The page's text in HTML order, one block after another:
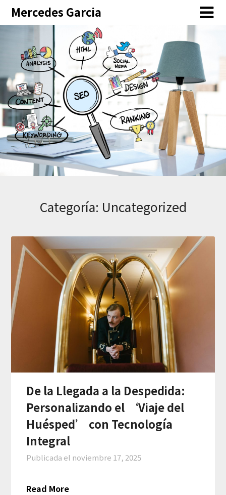
SkipMercedes Garcia
Categoría: Uncategorized
De la Llegada a la Despedida:
Personalizando el ‘Viaje del
Huésped’ con Tecnología
Integral
Publicada el noviembre 17, 2025
Read More